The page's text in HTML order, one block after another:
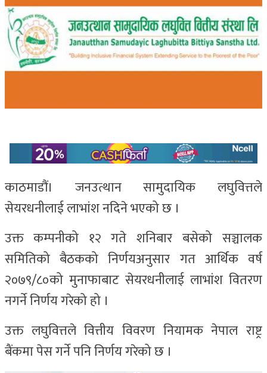
काठमाडौं। जनउत्थान सामुदायिक लघुवित्तले
सेयरधनीलाई लाभांश नदिने भएको छ ।
उक्त कम्पनीको १२ गते शनिबार बसेको सञ्चालक
समितिको बैठकको निर्णयअनुसार गत आर्थिक वर्ष
२०७९/८०को मुनाफाबाट सेयरधनीलाई लाभांश वितरण
नगर्ने निर्णय गरेको हो ।
उक्त लघुवित्तले वित्तीय विवरण नियामक नेपाल राष्ट्र
बैंकमा पेस गर्ने पनि निर्णय गरेको छ ।